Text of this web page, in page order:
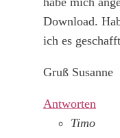
Download.
ich es
Gruß Susanne
Antworten
Timo